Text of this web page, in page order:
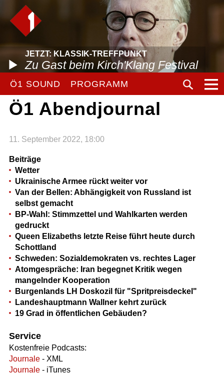
JETZT: KLASSIK-TREFFPUNKT
Zu Gast beim Kirch'Klang Festival
Ö1 SOUND PROGRAMM
Ö1 Abendjournal
11. September 2022, 18:00
Beiträge
Wetter
Ukrainische Armee rückt weiter vor
Van der Bellen: Abhängigkeit von Russland ist
selbst gemacht
BP-Wahl: Stimmzettel und Wahlkarten werden
gedruckt
Queen Elizabeths letzte Reise führt heute durch
Schottland
Schweden: Sozialdemokraten vs. rechtes Lager
Atomgespräche: Iran begegnet Kritik wegen
mangelnder Kooperation
Burgenlands LH Doskozil für "Spritpreisdeckel"
Landeshauptmann Wallner kehrt zurück
19 Grad in öffentlichen Gebäuden?
Service
Kostenfreie Podcasts:
Journale- XML
Journale- iTunes